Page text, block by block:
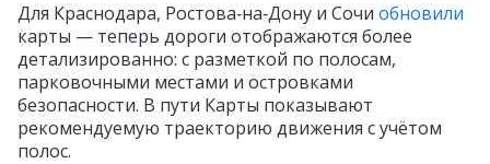
Для Краснодара, Ростова‑на‑Дону и Сочи обновили
карты — теперь дороги отображаются более
детализированно: с разметкой по полосам,
парковочными местами и островками
безопасности. В пути Карты показывают
рекомендуемую траекторию движения с учётом
полос.